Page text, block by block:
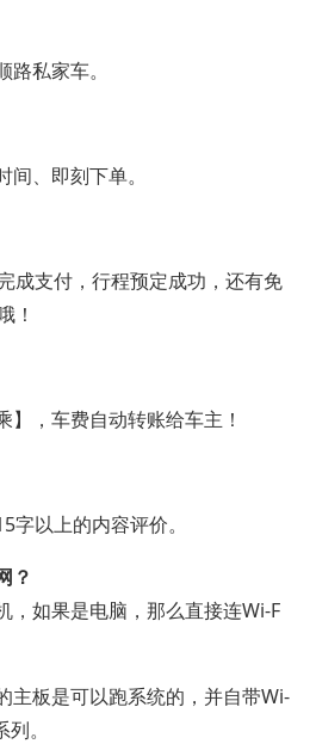
私家车。
、即刻下单。
成支付，行程预定成功，还有免
！
，车费自动转账给车主！
以上的内容评价。
？
，如果是电脑，那么直接连Wi-F
主板是可以跑系统的，并自带Wi-
。